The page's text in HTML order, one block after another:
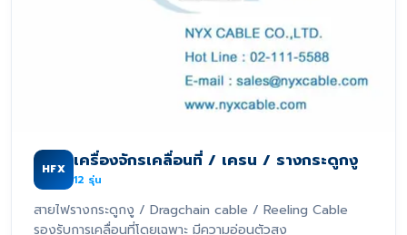
HFX เครื่องจักรเคลื่อนที่ / เครน / รางกระดูกงู
12 รุ่น
สายไฟรางกระดูกงู / Dragchain cable / Reeling Cable
รองรับการเคลื่อนที่โดยเฉพาะ มีความอ่อนตัวสูง